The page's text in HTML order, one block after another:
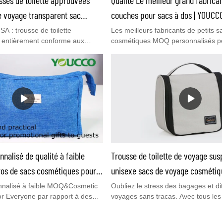
voyage transparent sac
aériennes sac
de la taille d'un litre
: trousse de toilette
conforme aux
il peut être transporté
fourre-tout ou votre sac de
pour un échantillon gratuit
toilette en lot maintenant.
couches pour sacs à dos |
Les meilleurs fabricants de petits
cosmétiques MOQ personnalisés
personnalisée de grande taille vous
d'organiser vos grands/petits
la peau, cosmétiques, lotion,
serviettes, articles hygiéniques et
dont vous avez besoin. Cet
trousse de maquillage personnalisé
imperméable et durable. Le
conçu pour utilisation à long terme
articles contre les déversements,
les rayures. Youcco a encore
Vous êtes invités à visiter notre
www.youcco.com pour plus de
de qualité à faible
de sacs cosmétiques pour
| YOUCCO
à faible MOQ&Cosmetic
Everyone par rapport à des
Trousse de toilette de voyage
unisexe sacs de voyage
Oubliez le stress des bagages et
voyages sans tracas. Avec tous les